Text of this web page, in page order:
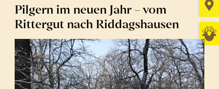
Pilgern im neuen Jahr – vom
Rittergut nach Riddagshausen